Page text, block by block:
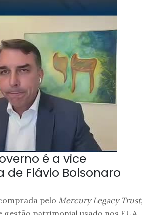
é a vice
de Flávio Bolsonaro
pelo Mercury Legacy Trust,